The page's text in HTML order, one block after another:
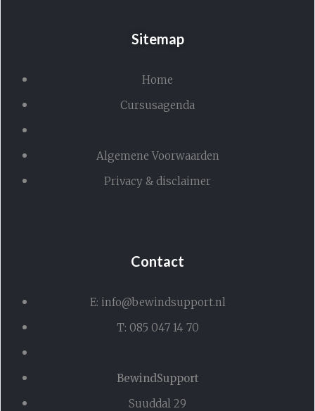
Sitemap
Home
Cursusagenda
Algemene Voorwaarden
Privacy & disclaimer
Contact
E: info@bewindsupport.nl
T: 085 047 14 70
BewindSupport
Suuddal 29